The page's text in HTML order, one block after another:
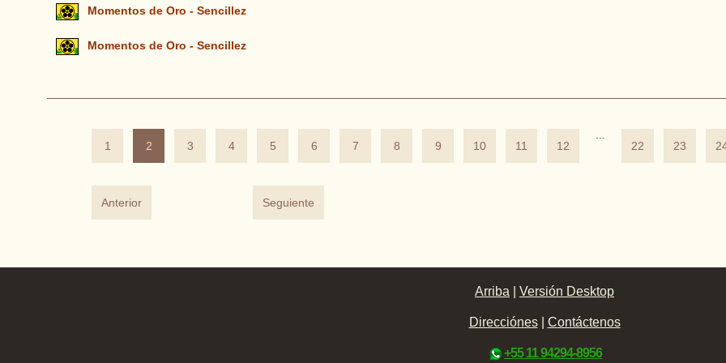
Momentos de Oro - Sencillez
Momentos de Oro - Sencillez
1 2 3 4 5 6 7 8 9 10 11 12
...
22
23
Anterior Seguiente
Arriba Versión Desktop
Direcciónes| Contáctenos
+55 11 94294-8956